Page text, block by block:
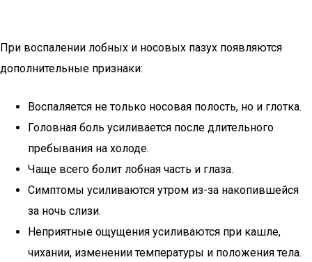
При воспалении лобных и носовых пазух появляются
дополнительные признаки:
Воспаляется не только носовая полость, но и глотка.
Головная боль усиливается после длительного
пребывания на холоде.
Чаще всего болит лобная часть и глаза.
Симптомы усиливаются утром из-за накопившейся
за ночь слизи.
Неприятные ощущения усиливаются при кашле,
чихании, изменении температуры и положения тела.